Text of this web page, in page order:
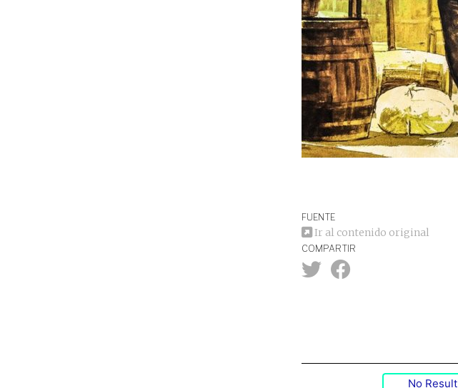
FUENTE
Ir al contenido original
COMPARTIR
No Result